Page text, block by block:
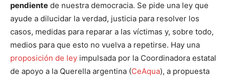
pendiente de nuestra democracia. Se pide una ley que
ayude a dilucidar la verdad, justicia para resolver los
casos, medidas para reparar a las víctimas y, sobre todo,
medios para que esto no vuelva a repetirse. Hay una
proposición de ley impulsada por la Coordinadora estatal
de apoyo a la Querella argentina (CeAqua), a propuesta